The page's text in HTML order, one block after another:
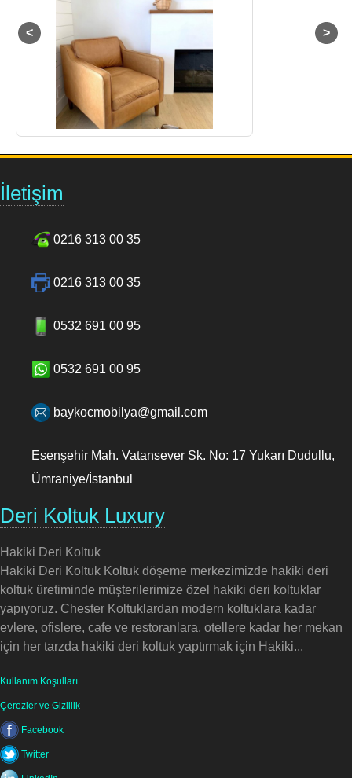
İletişim
0216 313 00 35
0216 313 00 35
0532 691 00 95
0532 691 00 95
baykocmobilya@gmail.com
Esenşehir Mah. Vatansever Sk. No: 17 Yukarı Dudullu,
Ümraniye/İstanbul
Deri Koltuk Luxury
Hakiki Deri Koltuk
Hakiki Deri Koltuk Koltuk döşeme merkezimizde hakiki deri
koltuk üretiminde müşterilerimize özel hakiki deri koltuklar
yapıyoruz. Chester Koltuklardan modern koltuklara kadar
evlere, ofislere, cafe ve restoranlara, otellere kadar her mekan
için her tarzda hakiki deri koltuk yaptırmak için Hakiki...
Kullanım Koşulları
Çerezler ve Gizlilik
Facebook
Twitter